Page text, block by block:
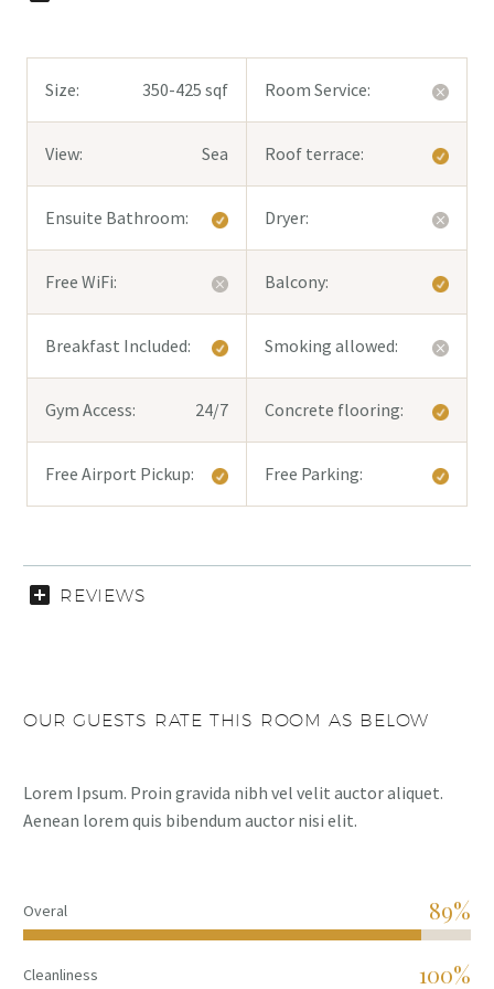
Size: 350-425 sqf Room Service:
View: Sea Roof terrace:
Ensuite Bathroom: Dryer:
Free WiFi: Balcony:
Breakfast Included: Smoking allowed:
Gym Access: 24/7 Concrete flooring:
Free Airport Pickup: Free Parking:
REVIEWS
OUR GUESTS RATE THIS ROOM AS BELOW
Lorem Ipsum. Proin gravida nibh vel velit auctor aliquet.
Aenean lorem quis bibendum auctor nisi elit.
Overal 89%
Cleanliness 100%